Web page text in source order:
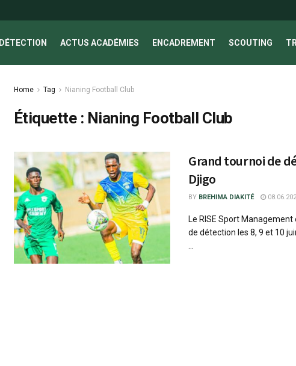
DÉTECTION ACTUS ACADÉMIES ENCADREMENT SCOUTING
Home Tag Nianing Football Club
Étiquette : Nianing Football Club
Grand tournoi de
Djigo
BY BREHIMA DIAKITÉ
Le RISE Sport
de détection les 8, 9 et 10